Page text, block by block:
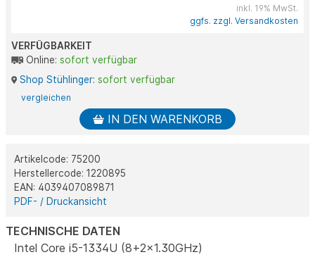
TECHNISCHE DATEN
Intel Core i5-1334U (8+2x1.30GHz)
inkl. 19% MwSt.
ggfs. zzgl. Versandkosten
VERFÜGBARKEIT
Online: sofort verfügbar
Shop Stühlinger: sofort verfügbar
vergleichen
IN DEN WARENKORB
Artikelcode: 75200
Herstellercode: 1220895
EAN: 4039407089871
PDF- / Druckansicht